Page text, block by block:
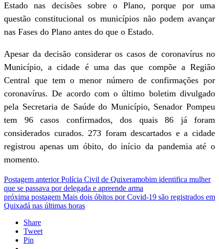
Estado nas decisões sobre o Plano, porque por uma
questão constitucional os municípios não podem avançar
nas Fases do Plano antes do que o Estado.
Apesar da decisão considerar os casos de coronavírus no
Município, a cidade é uma das que compõe a Região
Central que tem o menor número de confirmações por
coronavírus. De acordo com o último boletim divulgado
pela Secretaria de Saúde do Município, Senador Pompeu
tem 96 casos confirmados, dos quais 86 já foram
considerados curados. 273 foram descartados e a cidade
registrou apenas um óbito, do início da pandemia até o
momento.
Postagem anterior Polícia Civil de Quixeramobim identifica mulher
que se passava por delegada e apreende arma
próxima postagem Mais dois óbitos por Covid-19 são registrados em
Quixadá nas últimas horas
Share
Tweet
Pin